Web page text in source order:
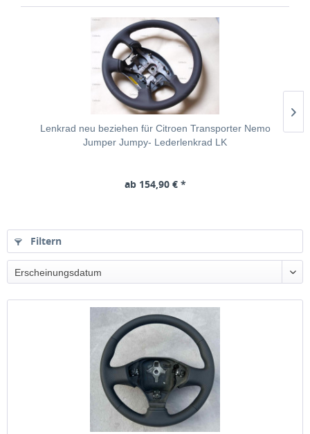
Lenkrad neu beziehen für Citroen Transporter Nemo
Jumper Jumpy- Lederlenkrad LK
ab 154,90 € *
Filtern